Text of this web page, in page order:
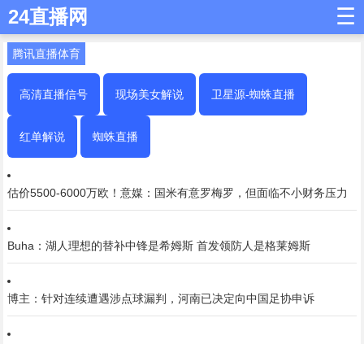
24直播网 ☰
腾讯直播体育
高清直播信号 现场美女解说 卫星源-蜘蛛直播
红单解说 蜘蛛直播
估价5500-6000万欧！意媒：国米有意罗梅罗，但面临不小财务压力
Buha：湖人理想的替补中锋是希姆斯 首发领防人是格莱姆斯
博主：针对连续遭遇涉点球漏判，河南已决定向中国足协申诉